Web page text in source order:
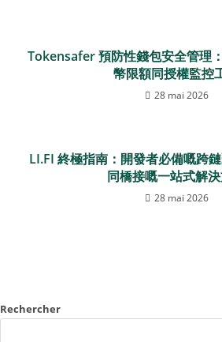
Tokensafer 預防性錢包安全管理
幣限額同授權監控
28 mai 2026
LI.FI 終極指南：開發者必備嘅跨
同橋接嘅一站式解
28 mai 2026
Rechercher